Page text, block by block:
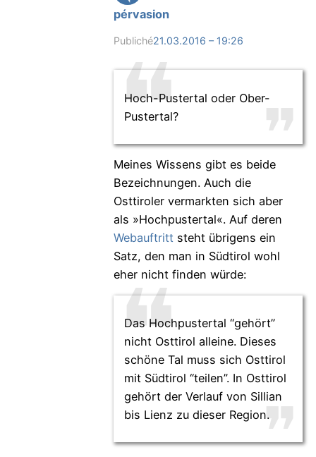
pérvasion
Publiché21.03.2016 – 19:26
Hoch-Pustertal oder Ober-
Pustertal?
Meines Wissens gibt es beide
Bezeichnungen. Auch die
Osttiroler vermarkten sich aber
als »Hochpustertal«. Auf deren
Webauftrittsteht übrigens ein
Satz, den man in Südtirol wohl
eher nicht finden würde:
Das Hochpustertal “gehört”
nicht Osttirol alleine. Dieses
schöne Tal muss sich Osttirol
mit Südtirol “teilen”. In Osttirol
gehört der Verlauf von Sillian
bis Lienz zu dieser Region.